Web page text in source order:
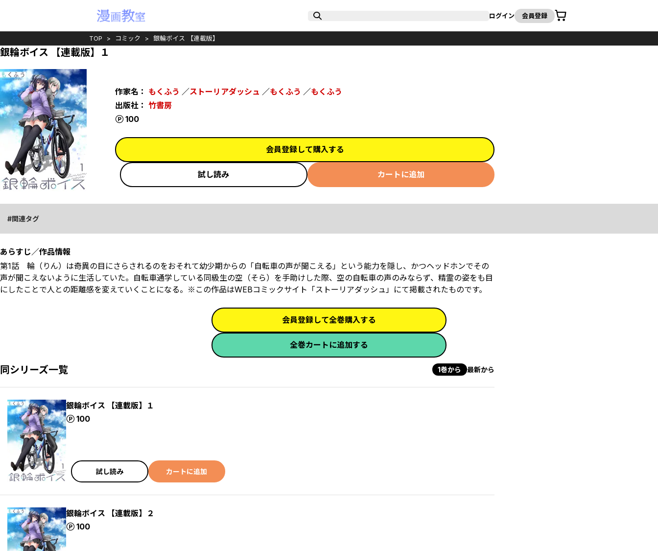
ログイン 会員登録
カート
TOP コミック 銀輪ボイス 【連載版】
銀輪ボイス 【連載版】１
作家名： もくふう ／ストーリアダッシュ ／もくふう ／もくふう
出版社： 竹書房
100
ポイント
会員登録して購入する
試し読み カートに追加
関連タグ
あらすじ／作品情報
第1話 輪（りん）は奇異の目にさらされるのをおそれて幼少期からの「自転車の声が聞こえる」という能力を隠し、かつヘッドホンでその
声が聞こえないように生活していた。自転車通学している同級生の空（そら）を手助けした際、空の自転車の声のみならず、精霊の姿をも目
にしたことで人との距離感を変えていくことになる。※この作品はWEBコミックサイト「ストーリアダッシュ」にて掲載されたものです。
会員登録して全巻購入する
全巻カートに追加する
同シリーズ一覧 1巻から 最新から
銀輪ボイス 【連載版】１
100
ポイント
試し読み カートに追加
銀輪ボイス 【連載版】２
100
ポイント